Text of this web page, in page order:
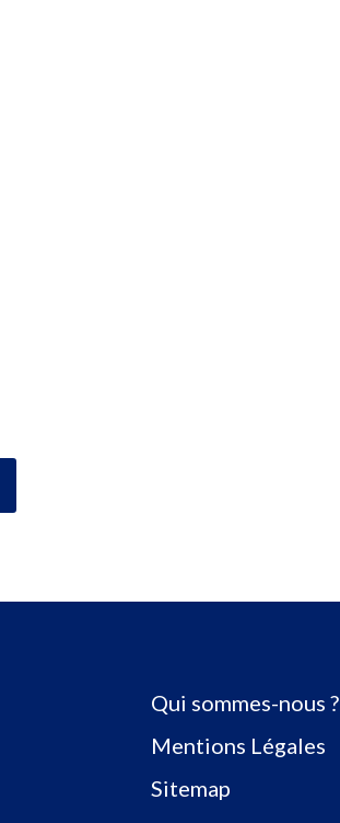
Qui sommes-nous ?
Mentions Légales
Sitemap